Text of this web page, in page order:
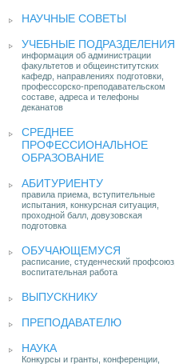
НАУЧНЫЕ СОВЕТЫ
УЧЕБНЫЕ ПОДРАЗДЕЛЕНИЯ
информация об администрации
факультетов и общеинститутских
кафедр, направлениях подготовки,
профессорско-преподавательском
составе, адреса и телефоны
деканатов
СРЕДНЕЕ
ПРОФЕССИОНАЛЬНОЕ
ОБРАЗОВАНИЕ
АБИТУРИЕНТУ
правила приема, вступительные
испытания, конкурсная ситуация,
проходной балл, довузовская
подготовка
ОБУЧАЮЩЕМУСЯ
расписание, студенческий профсоюз,
воспитательная работа
ВЫПУСКНИКУ
ПРЕПОДАВАТЕЛЮ
НАУКА
Конкурсы и гранты, конференции,